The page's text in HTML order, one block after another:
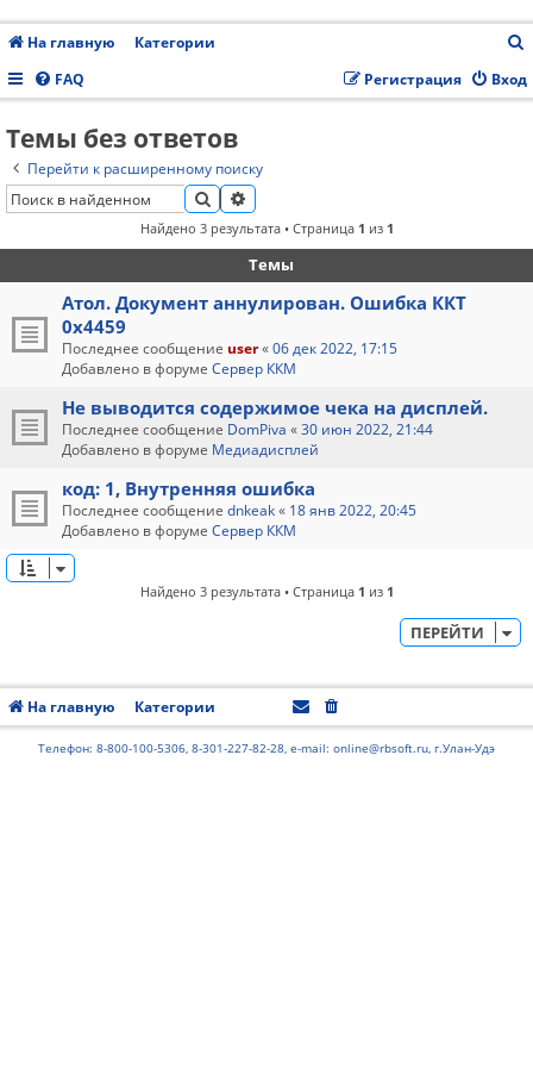
На главную Категории
FAQ Вход
Регистрация
Темы без ответов
Перейти к расширенному поиску
ПОИСК
Найдено 3 результата • Страница 1 из 1
Темы
Атол. Документ аннулирован. Ошибка ККТ
0x4459
Последнее сообщение user«06 дек 2022, 17:15
Добавлено в форуме Сервер ККМ
Не выводится содержимое чека на дисплей.
Последнее сообщение DomPiva «30 июн 2022, 21:44
Добавлено в форуме Медиадисплей
код: 1, Внутренняя ошибка
Последнее сообщение dnkeak« 18 янв 2022, 20:45
Добавлено в форуме Сервер ККМ
Найдено 3 результата • Страница 1 из 1
ПЕРЕЙТИ
На главную Категории
Телефон: 8-800-100-5306, 8-301-227-82-28, e-mail: online@rbsoft.ru, г.Улан-Удэ